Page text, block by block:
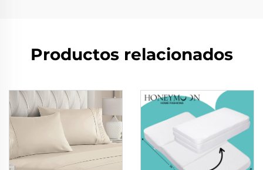
Productos relacionados